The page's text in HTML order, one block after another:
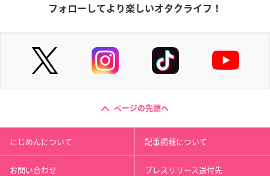
フォローしてより楽しいオタクライフ！
ページの先頭へ
にじめんについて 記事掲載について
お問い合わせ プレスリリース送付先